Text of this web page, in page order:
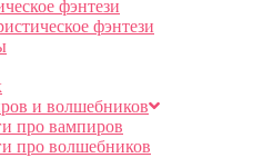
фэнтези
фэнтези
и волшебников
про вампиров
про волшебников